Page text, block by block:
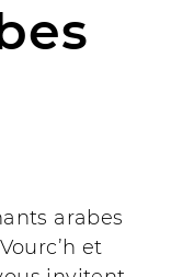
arabes
et